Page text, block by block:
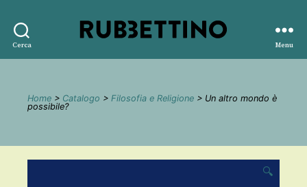
Cerca
editore
Menu
Home > Catalogo > Filosofia e Religione > Un altro mondo è
possibile?
🔍